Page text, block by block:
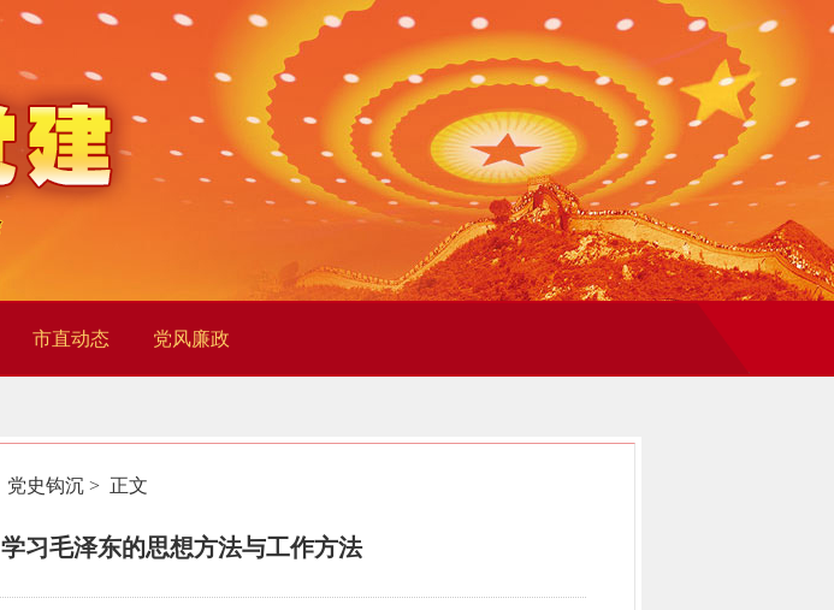
市直动态 党风廉政
党史钩沉 > 正文
学习毛泽东的思想方法与工作方法